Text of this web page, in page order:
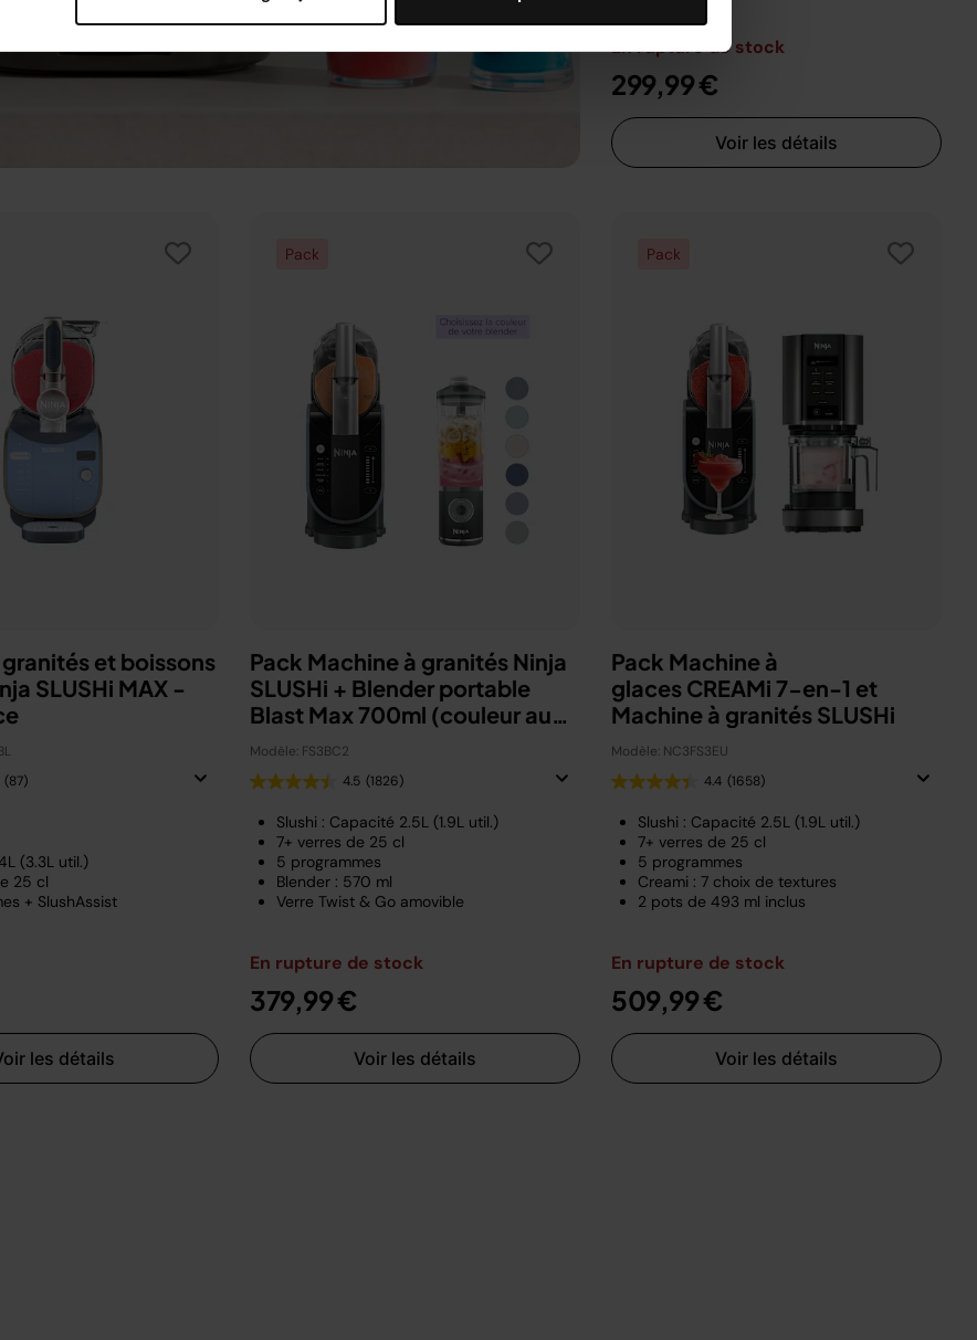
En rupture de stock
299,99 €
Voir les détails
et boissons
SLUSHi MAX -
(87)
(3.3L util.)
25 cl
+ SlushAssist
les détails
Pack
Pack Machine à granités Ninja
SLUSHi + Blender portable
Blast Max 700ml (couleur au
choix)
Modèle: FS3BC2
4.5 (1826)
Slushi : Capacité 2.5L (1.9L util.)
7+ verres de 25 cl
5 programmes
Blender : 570 ml
Verre Twist & Go amovible
En rupture de stock
379,99 €
Voir les détails
Pack
Pack Machine à
glaces CREAMi 7-en-1 et
Machine à granités SLUSHi
Modèle: NC3FS3EU
4.4 (1658)
Slushi : Capacité 2.5L (1.9L util.)
7+ verres de 25 cl
5 programmes
Creami : 7 choix de textures
2 pots de 493 ml inclus
En rupture de stock
509,99 €
Voir les détails